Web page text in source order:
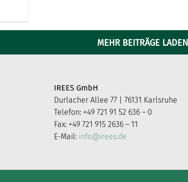
MEHR BEITRÄGE LADEN
IREES GmbH
Durlacher Allee 77 | 76131 Karlsruhe
Telefon: +49 721 91 52 636 – 0
Fax: +49 721 915 2636 – 11
E-Mail: info@irees.de